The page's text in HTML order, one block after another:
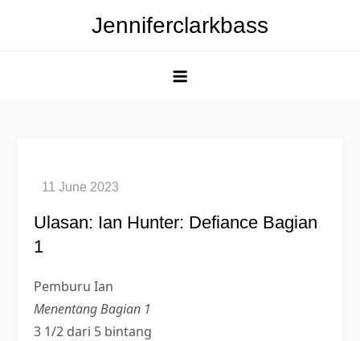
Jenniferclarkbass
Ulasan: Ian Hunter: Defiance Bagian
1
Pemburu Ian
Menentang Bagian 1
3 1/2 dari 5 bintang